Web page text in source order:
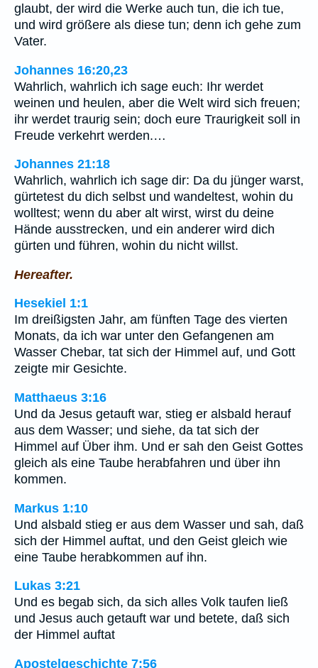
glaubt, der wird die Werke auch tun, die ich tue,
und wird größere als diese tun; denn ich gehe zum
Vater.
Johannes 16:20,23
Wahrlich, wahrlich ich sage euch: Ihr werdet
weinen und heulen, aber die Welt wird sich freuen;
ihr werdet traurig sein; doch eure Traurigkeit soll in
Freude verkehrt werden.…
Johannes 21:18
Wahrlich, wahrlich ich sage dir: Da du jünger warst,
gürtetest du dich selbst und wandeltest, wohin du
wolltest; wenn du aber alt wirst, wirst du deine
Hände ausstrecken, und ein anderer wird dich
gürten und führen, wohin du nicht willst.
Hereafter.
Hesekiel 1:1
Im dreißigsten Jahr, am fünften Tage des vierten
Monats, da ich war unter den Gefangenen am
Wasser Chebar, tat sich der Himmel auf, und Gott
zeigte mir Gesichte.
Matthaeus 3:16
Und da Jesus getauft war, stieg er alsbald herauf
aus dem Wasser; und siehe, da tat sich der
Himmel auf Über ihm. Und er sah den Geist Gottes
gleich als eine Taube herabfahren und über ihn
kommen.
Markus 1:10
Und alsbald stieg er aus dem Wasser und sah, daß
sich der Himmel auftat, und den Geist gleich wie
eine Taube herabkommen auf ihn.
Lukas 3:21
Und es begab sich, da sich alles Volk taufen ließ
und Jesus auch getauft war und betete, daß sich
der Himmel auftat
Apostelgeschichte 7:56